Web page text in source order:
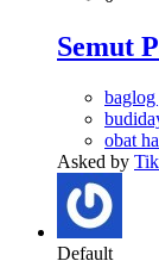
Semut
obat
Asked by
Default